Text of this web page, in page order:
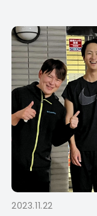
2023.11.22